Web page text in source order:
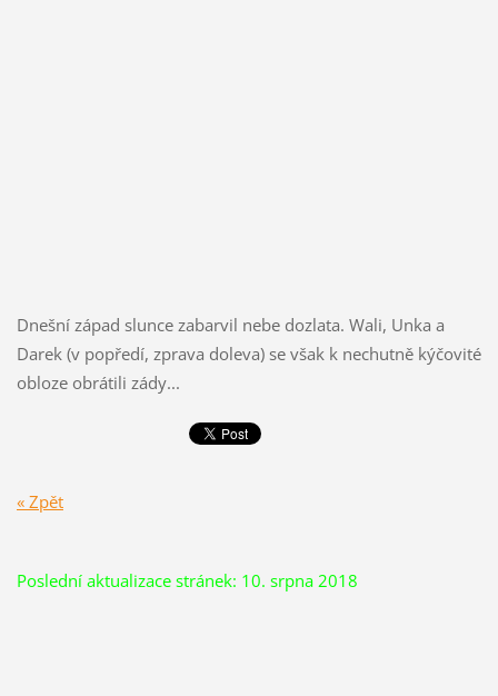
Dnešní západ slunce zabarvil nebe dozlata. Wali, Unka a
Darek (v popředí, zprava doleva) se však k nechutně kýčovité
obloze obrátili zády...
« Zpět
Poslední aktualizace stránek: 10. srpna 2018